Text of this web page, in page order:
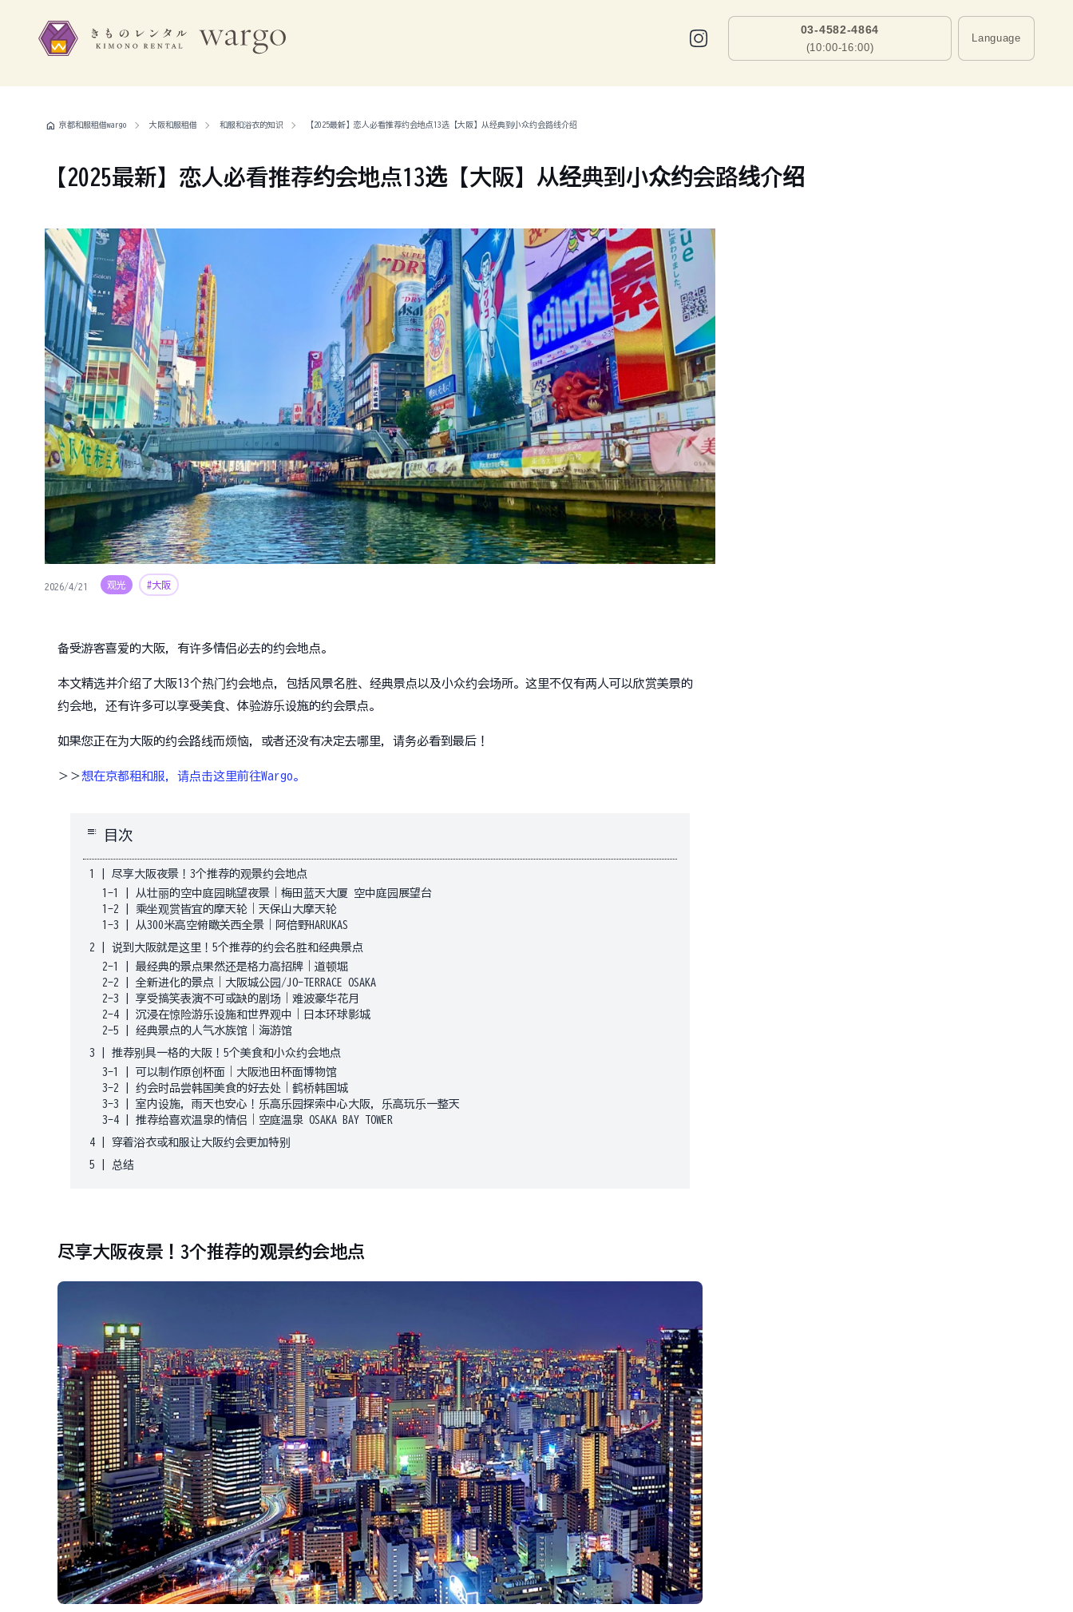
03-4582-4864
(10:00-16:00)
Language
home 京都和服租借wargo 大阪和服租借 和服和浴衣的知识 【2025最新】恋人必看推荐约会地点13选【大阪】从经典到小众约会路线介绍
【2025最新】恋人必看推荐约会地点13选【大阪】从经典到小众约会路线介绍
2026/4/21 观光 #大阪
备受游客喜爱的大阪，有许多情侣必去的约会地点。
本文精选并介绍了大阪13个热门约会地点，包括风景名胜、经典景点以及小众约会场所。这里不仅有两人可以欣赏美景的
约会地，还有许多可以享受美食、体验游乐设施的约会景点。
如果您正在为大阪的约会路线而烦恼，或者还没有决定去哪里，请务必看到最后！
＞＞想在京都租和服，请点击这里前往Wargo。
toc 目次
1
尽享大阪夜景！3个推荐的观景约会地点
1-1
从壮丽的空中庭园眺望夜景｜梅田蓝天大厦 空中庭园展望台
1-2
乘坐观赏皆宜的摩天轮｜天保山大摩天轮
1-3
从300米高空俯瞰关西全景｜阿倍野HARUKAS
2
说到大阪就是这里！5个推荐的约会名胜和经典景点
2-1
最经典的景点果然还是格力高招牌｜道顿堀
2-2
全新进化的景点｜大阪城公园/JO-TERRACE OSAKA
2-3
享受搞笑表演不可或缺的剧场｜难波豪华花月
2-4
沉浸在惊险游乐设施和世界观中｜日本环球影城
2-5
经典景点的人气水族馆｜海游馆
3
推荐别具一格的大阪！5个美食和小众约会地点
3-1
可以制作原创杯面｜大阪池田杯面博物馆
3-2
约会时品尝韩国美食的好去处｜鹤桥韩国城
3-3
室内设施，雨天也安心！乐高乐园探索中心大阪，乐高玩乐一整天
3-4
推荐给喜欢温泉的情侣｜空庭温泉 OSAKA BAY TOWER
4
穿着浴衣或和服让大阪约会更加特别
5
总结
尽享大阪夜景！3个推荐的观景约会地点